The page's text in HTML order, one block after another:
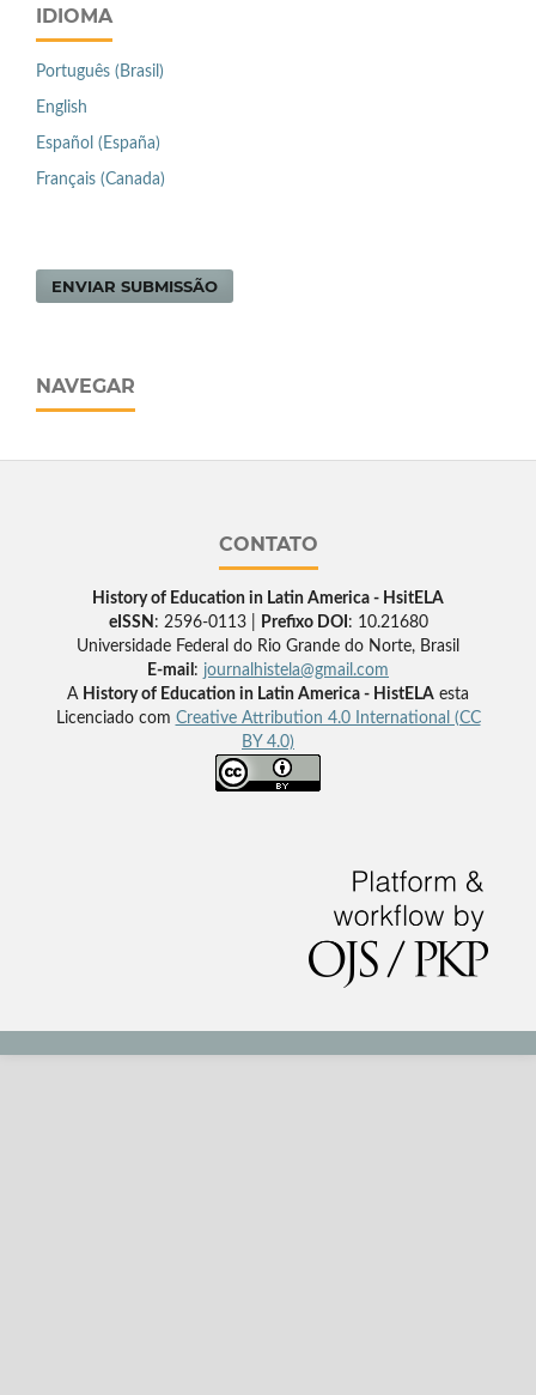
IDIOMA
Português (Brasil)
English
Español (España)
Français (Canada)
ENVIAR SUBMISSÃO
NAVEGAR
CONTATO
History of Education in Latin America - HsitELA
eISSN : 2596-0113 | Prefixo DOI : 10.21680
Universidade Federal do Rio Grande do Norte, Brasil
E-mail : journalhistela@gmail.com
A History of Education in Latin America - HistELA esta
Licenciado com Creative Attribution 4.0 International (CC
BY 4.0)